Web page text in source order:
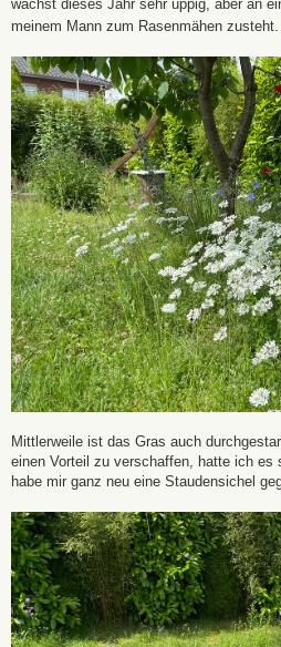
wächst dieses Jahr sehr üppig, aber an
meinem Mann zum Rasenmähen zusteht.
Mittlerweile ist das Gras auch
einen Vorteil zu verschaffen, hatte ich es
habe mir ganz neu eine Staudensichel